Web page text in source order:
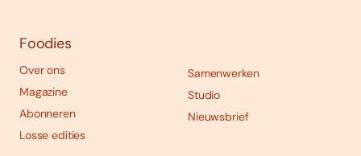
Foodies
Over ons
Magazine
Abonneren
Losse edities
Samenwerken
Studio
Nieuwsbrief